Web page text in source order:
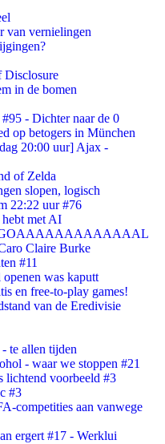
van vernielingen
in de bomen
- Dichter naar de 0
op betogers in München
20:00 uur] Ajax -
of Zelda
slopen, logisch
22:22 uur #76
met AI
GOAAAAAAAAAAAAAL
Claire Burke
#11
was kaputt
en free-to-play games!
van de Eredivisie
te allen tijden
- waar we stoppen #21
lichtend voorbeeld #3
#3
competities aan vanwege
ergert #17 - Werklui